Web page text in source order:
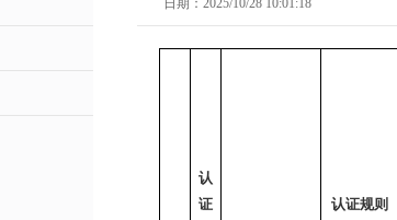
日期：2025/10/28 10:01:18
认
证
认证规则